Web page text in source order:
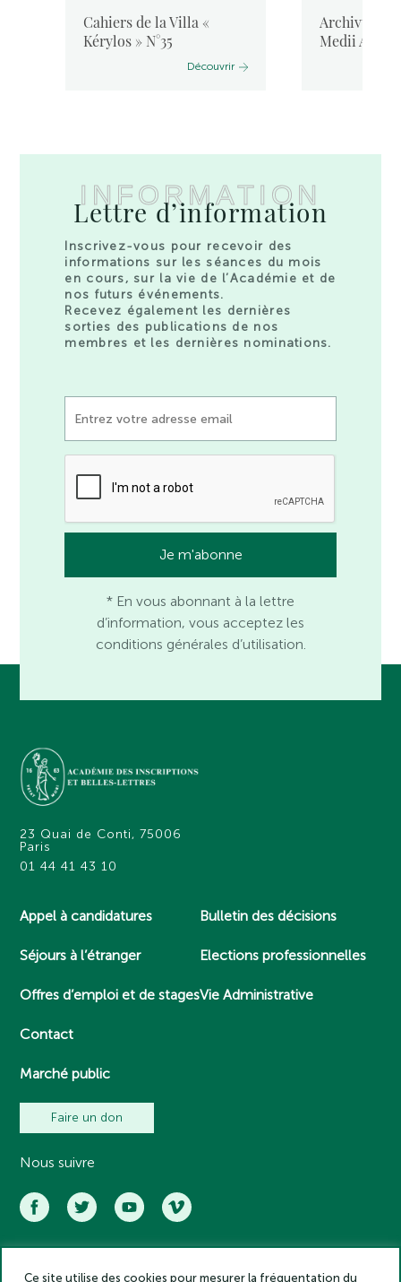
Cahiers de la Villa «
Kérylos » N°35
Découvrir
Archivum
Medii Aevi,
INFORMATION
Lettre d’information
Inscrivez-vous pour recevoir des
informations sur les séances du mois
en cours, sur la vie de l’Académie et de
nos futurs événements.
Recevez également les dernières
sorties des publications de nos
membres et les dernières nominations.
* En vous abonnant à la lettre
d’information, vous acceptez les
conditions générales d’utilisation.
23 Quai de Conti, 75006
Paris
01 44 41 43 10
Appel à candidatures
Séjours à l’étranger
Offres d’emploi et de stages
Contact
Marché public
Bulletin des décisions
Elections professionnelles
Vie Administrative
Faire un don
Nous suivre
Ce site utilise des cookies pour mesurer la fréquentation du